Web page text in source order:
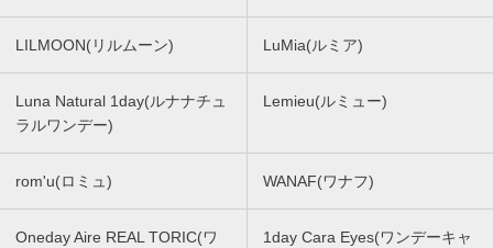
LILMOON(リルムーン) LuMia(ルミア)
Luna Natural 1day(ルナナチュ
ラルワンデー)
Lemieu(ルミュー)
rom'u(ロミュ) WANAF(ワナフ)
Oneday Aire REAL TORIC(ワ
1day Cara Eyes(ワンデーキャ